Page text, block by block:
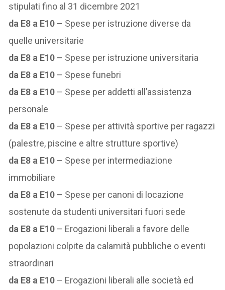
stipulati fino al 31 dicembre 2021
da E8 a E10 – Spese per istruzione diverse da
quelle universitarie
da E8 a E10 – Spese per istruzione universitaria
da E8 a E10 – Spese funebri
da E8 a E10 – Spese per addetti all’assistenza
personale
da E8 a E10 – Spese per attività sportive per ragazzi
(palestre, piscine e altre strutture sportive)
da E8 a E10 – Spese per intermediazione
immobiliare
da E8 a E10 – Spese per canoni di locazione
sostenute da studenti universitari fuori sede
da E8 a E10 – Erogazioni liberali a favore delle
popolazioni colpite da calamità pubbliche o eventi
straordinari
da E8 a E10 – Erogazioni liberali alle società ed